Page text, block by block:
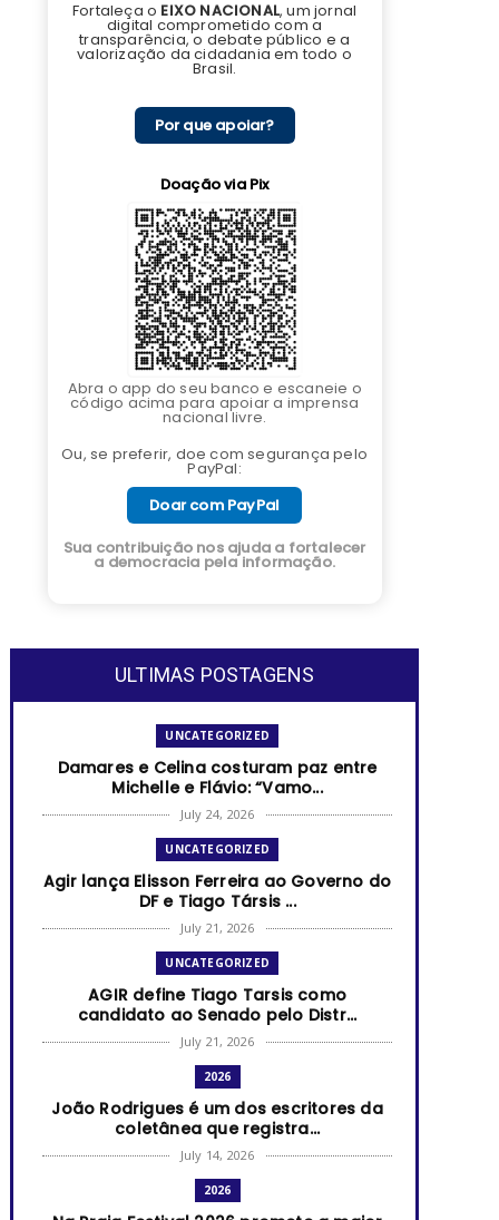
Fortaleça o EIXO NACIONAL, um jornal
digital comprometido com a
transparência, o debate público e a
valorização da cidadania em todo o
Brasil.
Por que apoiar?
Doação via Pix
Abra o app do seu banco e escaneie o
código acima para apoiar a imprensa
nacional livre.
Ou, se preferir, doe com segurança pelo
PayPal:
Doar com PayPal
Sua contribuição nos ajuda a fortalecer
a democracia pela informação.
ULTIMAS POSTAGENS
UNCATEGORIZED
Damares e Celina costuram paz entre
Michelle e Flávio: “Vamo...
July 24, 2026
UNCATEGORIZED
Agir lança Elisson Ferreira ao Governo do
DF e Tiago Társis ...
July 21, 2026
UNCATEGORIZED
AGIR define Tiago Tarsis como
candidato ao Senado pelo Distr...
July 21, 2026
2026
João Rodrigues é um dos escritores da
coletânea que registra...
July 14, 2026
2026